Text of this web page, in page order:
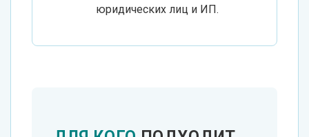
юридических лиц и ИП.